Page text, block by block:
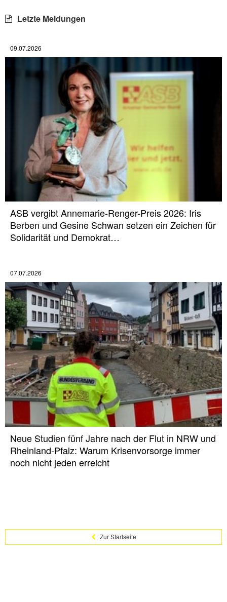
Letzte Meldungen
09.07.2026
ASB vergibt Annemarie-Renger-Preis 2026: Iris
Berben und Gesine Schwan setzen ein Zeichen für
Solidarität und Demokrat…
07.07.2026
Neue Studien fünf Jahre nach der Flut in NRW und
Rheinland-Pfalz: Warum Krisenvorsorge immer
noch nicht jeden erreicht
Zur Startseite